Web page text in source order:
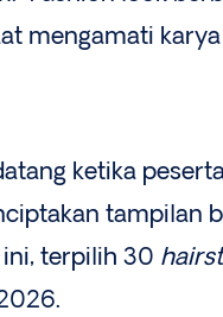
mengamati
ketika
tampilan
terpilih 30